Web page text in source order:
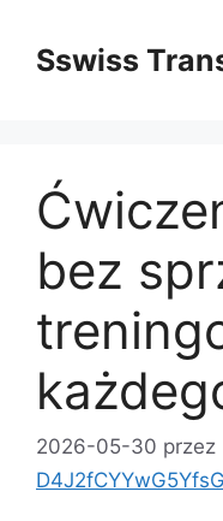
treściSswiss
bez
2026-05-30 przez